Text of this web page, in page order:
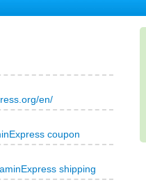
en/
coupon
shipping